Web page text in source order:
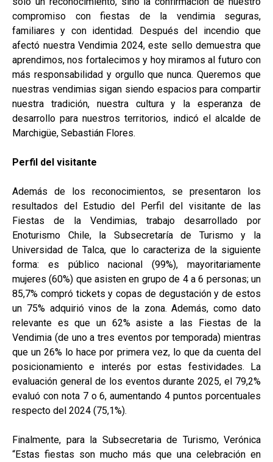
compromiso con fiestas de la vendimia seguras,
familiares y con identidad. Después del incendio que
afectó nuestra Vendimia 2024, este sello demuestra que
aprendimos, nos fortalecimos y hoy miramos al futuro con
más responsabilidad y orgullo que nunca. Queremos que
nuestras vendimias sigan siendo espacios para compartir
nuestra tradición, nuestra cultura y la esperanza de
desarrollo para nuestros territorios, indicó el alcalde de
Marchigüe, Sebastián Flores.
Perfil del visitante
Además de los reconocimientos, se presentaron los
resultados del Estudio del Perfil del visitante de las
Fiestas de la Vendimias, trabajo desarrollado por
Enoturismo Chile, la Subsecretaría de Turismo y la
Universidad de Talca, que lo caracteriza de la siguiente
forma: es público nacional (99%), mayoritariamente
mujeres (60%) que asisten en grupo de 4 a 6 personas; un
85,7% compró tickets y copas de degustación y de estos
un 75% adquirió vinos de la zona. Además, como dato
relevante es que un 62% asiste a las Fiestas de la
Vendimia (de uno a tres eventos por temporada) mientras
que un 26% lo hace por primera vez, lo que da cuenta del
posicionamiento e interés por estas festividades. La
evaluación general de los eventos durante 2025, el 79,2%
evaluó con nota 7 o 6, aumentando 4 puntos porcentuales
respecto del 2024 (75,1%).
Finalmente, para la Subsecretaria de Turismo, Verónica
“Estas fiestas son mucho más que una celebración en